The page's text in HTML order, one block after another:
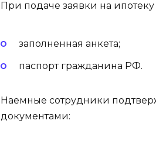
При подаче заявки на ипотеку
заполненная анкета;
паспорт гражданина РФ.
Наемные сотрудники
документами: